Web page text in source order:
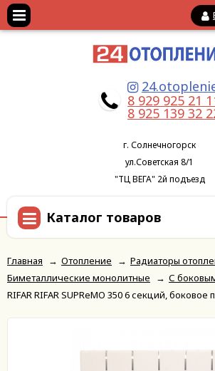
8 929 925 21
8 925 139 32
г. Солнечногорск
ул.Советская 8/1
"ТЦ ВЕГА" 2й подъезд
Каталог товаров
Главная → Отопление → Радиаторы
Биметаллические монолитные
→ С
RIFAR RIFAR SUPReMO 350 6 секций,